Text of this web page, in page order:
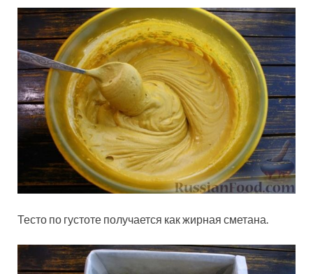
Тесто по густоте получается как жирная сметана.